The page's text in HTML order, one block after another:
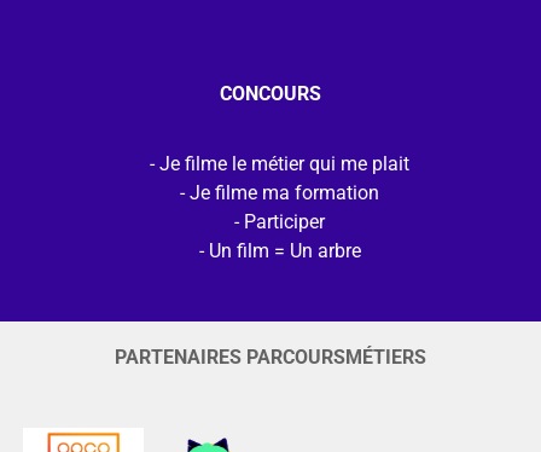
CONCOURS
Je filme le métier qui me plait
Je filme ma formation
Participer
Un film = Un arbre
PARTENAIRES PARCOURSMÉTIERS